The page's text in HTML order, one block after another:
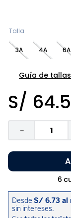
Talla
3A 4A 6A
Guía de tallas
S/ 64.
－
6
niño
sandalias niño